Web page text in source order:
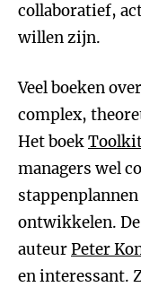
collaboratief,
willen zijn.
Veel boeken
complex,
Het boek
managers wel
ontwikkelen.
auteurPeter
en interessant.